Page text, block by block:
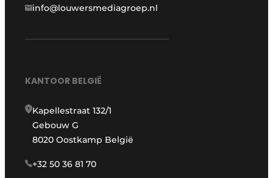
info@louwersmediagroep.nl
KANTOOR BELGIË
Kapellestraat 132/1
Gebouw G
8020 Oostkamp België
+32 50 36 81 70